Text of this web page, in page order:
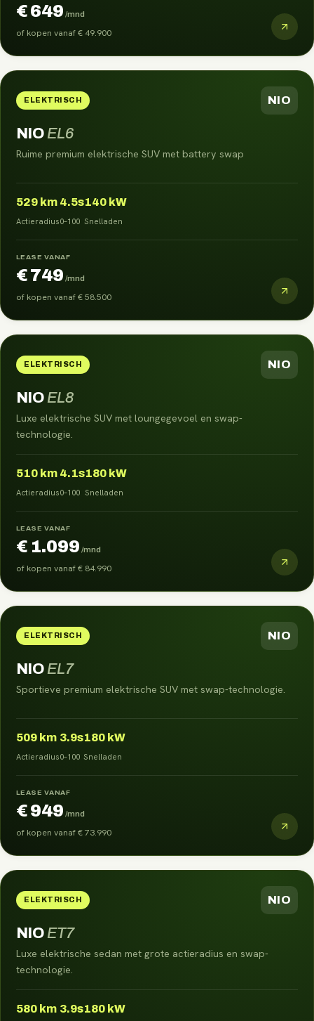
€ 649 /mnd
of kopen vanaf€ 49.900
ELEKTRISCH NIO
NIO EL6
Ruime premium elektrische SUV met battery swap
529 km
Actieradius
4.5s
0–100
140 kW
Snelladen
LEASE VANAF
€ 749 /mnd
of kopen vanaf€ 58.500
ELEKTRISCH NIO
NIO EL8
Luxe elektrische SUV met loungegevoel en swap-
technologie.
510 km
Actieradius
4.1s
0–100
180 kW
Snelladen
LEASE VANAF
€ 1.099 /mnd
of kopen vanaf€ 84.990
ELEKTRISCH NIO
NIO EL7
Sportieve premium elektrische SUV met swap-technologie.
509 km
Actieradius
3.9s
0–100
180 kW
Snelladen
LEASE VANAF
€ 949 /mnd
of kopen vanaf€ 73.990
ELEKTRISCH NIO
NIO ET7
Luxe elektrische sedan met grote actieradius en swap-
technologie.
580 km 3.9s180 kW